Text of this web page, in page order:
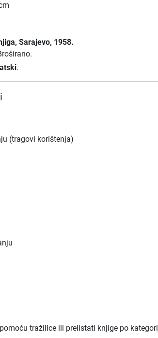
, Sarajevo, 1958.
.
(tragovi korištenja)
tražilice ili prelistati knjige po